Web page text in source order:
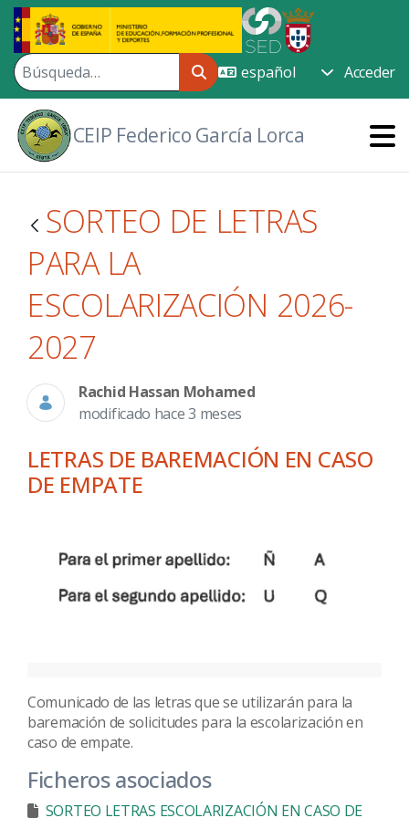
Saltar al contenido principal
Acceder
CEIP Federico García Lorca
SORTEO DE LETRAS
PARA LA
ESCOLARIZACIÓN 2026-
2027
Rachid Hassan Mohamed
modificado hace 3 meses
LETRAS DE BAREMACIÓN EN CASO
DE EMPATE
Comunicado de las letras que se utilizarán para la
baremación de solicitudes para la escolarización en
caso de empate.
Ficheros asociados
SORTEO LETRAS ESCOLARIZACIÓN EN CASO DE